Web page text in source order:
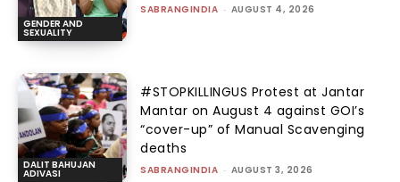
GENDER AND
SEXUALITY
SABRANGINDIA - AUGUST 4, 2026
DALIT BAHUJAN
ADIVASI
#STOPKILLINGUS Protest at Jantar
Mantar on August 4 against GOI’s
“cover-up” of Manual Scavenging
deaths
SABRANGINDIA - AUGUST 3, 2026